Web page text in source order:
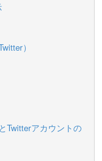
）
Twitterアカウントの